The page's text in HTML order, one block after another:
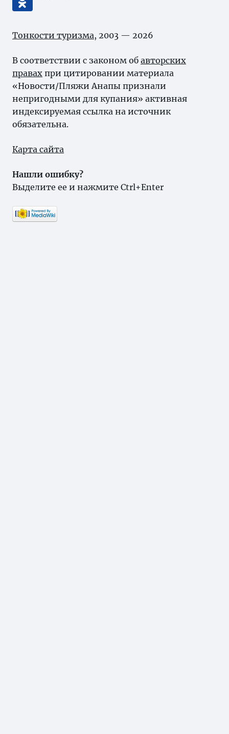
Тонкости туризма, 2003 — 2026
В соответствии с законом об авторских
правах при цитировании материала
«Новости/Пляжи Анапы признали
непригодными для купания» активная
индексируемая ссылка на источник
обязательна.
Карта сайта
Нашли ошибку?
Выделите ее и нажмите Ctrl+Enter